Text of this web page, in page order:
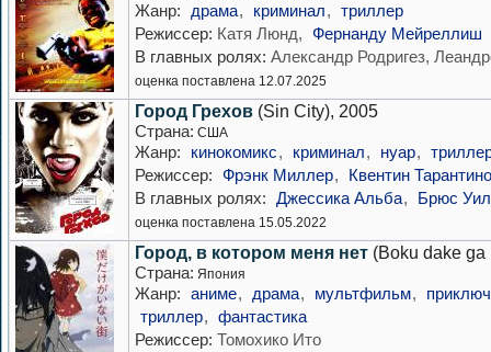
Жанр: драма, криминал, триллер
Режиссер: Катя Люнд, Фернанду Мейреллиш
В главных ролях: Александр Родригез,
оценка поставлена 12.07.2025
Город Грехов (Sin City), 2005
Страна: США
Жанр: кинокомикс, криминал, нуар,
Режиссер: Фрэнк Миллер,
Квентин Тарантино
В главных ролях: Джессика Альба, Брюс
оценка поставлена 15.05.2022
Город, в котором меня нет (Boku dake
Страна: Япония
Жанр: аниме, драма, мультфильм,
триллер, фантастика
Режиссер: Томохико Ито